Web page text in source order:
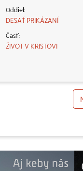
DESAŤ PRIKÁZANÍ
ŽIVOT V KRISTOVI